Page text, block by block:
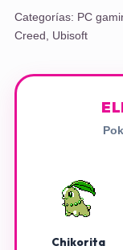
Categorías: PC
Creed, Ubisoft
Chikorita